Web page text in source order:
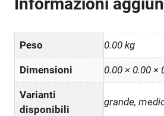
Informazioni
Peso 0.00 kg
Dimensioni 0.00 × 0.00 ×
Varianti
disponibili
grande,